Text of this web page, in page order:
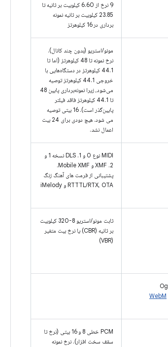
9 نرخ از 6.60 کیلوبیت بر ثانیه تا
23.85 کیلوبیت بر ثانیه نمونه
برداری در 16 کیلوهرتز
مونو/استریو (بدون چند کانال).
نرخ نمونه تا 48 کیلوهرتز (اما تا
44.1 کیلوهرتز در دستگاه‌هایی با
خروجی 44.1 کیلوهرتز توصیه
می‌شود، زیرا نمونه‌برداری پایین 48
تا 44.1 کیلوهرتز فاقد فیلتر
پایین‌گذر است). 16 بیتی توصیه
می شود. هیچ دودی برای 24 بیت
اعمال نشد.
MIDI نوع 0 و 1. DLS نسخه 1 و
2. XMF و Mobile XMF.
پشتیبانی از فرمت های آهنگ زنگ
RTTTL/RTX، OTA و iMelody
ثابت مونو/استریو 8-320 کیلوبیت
بر ثانیه (CBR) یا نرخ بیت متغیر
(VBR)
WebM
PCM خطی 8 و 16 بیتی (نرخ تا
سقف سخت افزار). نرخ نمونه